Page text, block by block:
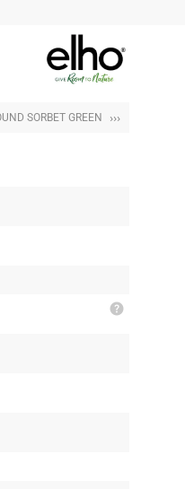
SORBET GREEN ›››
help